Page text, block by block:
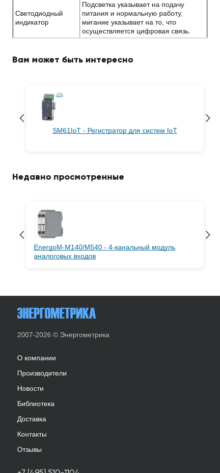
Светодиодный
индикатор
Подсветка указывает на подачу
питания и нормальную работу,
мигание указывает на то, что
осуществляется цифровая связь.
Вам может быть интересно
SM61IoT - Регистратор для систем IoT
Недавно просмотренные
EnergoM-M140/M540 - 4-канальный модуль
аналоговых входов
2007-2026 © Энергометрика
О компании
Производители
Новости
Библиотека
Доставка
Контакты
Отзывы